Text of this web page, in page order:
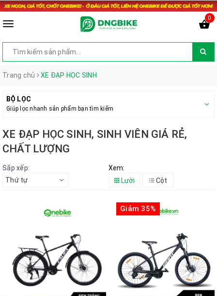
0
Trang chủ XE ĐẠP HỌC SINH
BỘ LỌC
Giúp lọc nhanh sản phẩm bạn tìm kiếm
XE ĐẠP HỌC SINH, SINH VIÊN GIÁ RẺ,
CHẤT LƯỢNG
Sắp xếp:
Thứ tự
Xem:
Lưới
Cột
Giảm 35%